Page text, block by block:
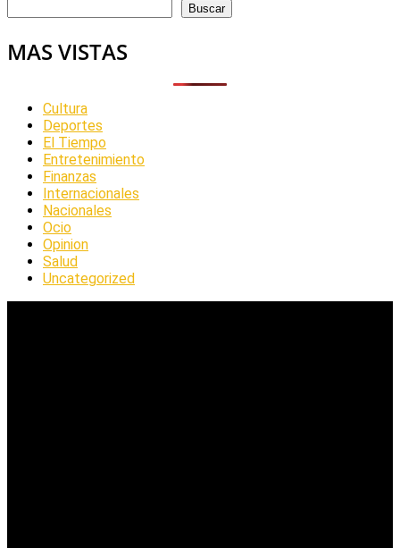
Buscar
MAS VISTAS
Cultura
Deportes
El Tiempo
Entretenimiento
Finanzas
Internacionales
Nacionales
Ocio
Opinion
Salud
Uncategorized